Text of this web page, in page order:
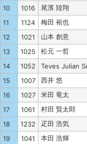
10
1016 尾濱 陸翔
11
1124 梅田 裕也
12
1021 山本 創意
13
1025 松元 一哲
14
1052 Teves Julian
15
1007 西井 悠
16
1027 米田 竜太
17
1061 村田 賢太郎
18
1232 疋田 浩気
19
1041 本田 浩輝